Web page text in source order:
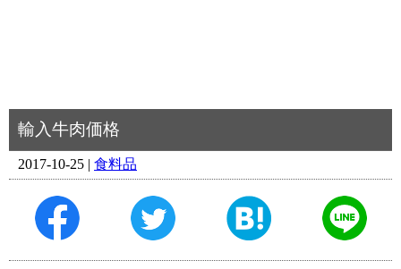
輸入牛肉価格
2017-10-25 | 食料品